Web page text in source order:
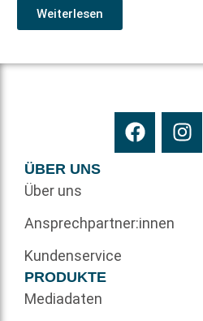
Weiterlesen
ÜBER UNS
Über uns
Ansprechpartner:innen
Kundenservice
PRODUKTE
Mediadaten